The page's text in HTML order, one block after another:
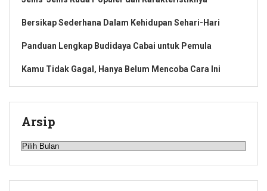
Bersikap Sederhana Dalam Kehidupan Sehari-Hari
Panduan Lengkap Budidaya Cabai untuk Pemula
Kamu Tidak Gagal, Hanya Belum Mencoba Cara Ini
Arsip
Arsip